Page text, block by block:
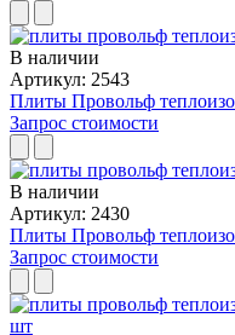
В наличии
Артикул: 2543
Плиты Провольф
Запрос стоимости
В наличии
Артикул: 2430
Плиты Провольф
Запрос стоимости